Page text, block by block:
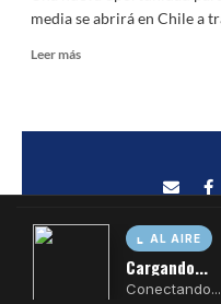
AL AIRE
Cargando...
Conectando...